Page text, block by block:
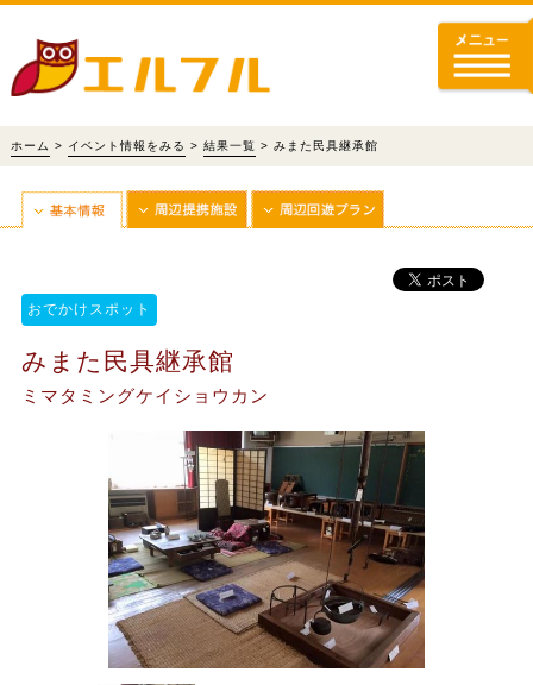
ホーム > イベント情報をみる > 結果一覧 > みまた民具継承館
おでかけスポット
みまた民具継承館
ミマタミングケイショウカン